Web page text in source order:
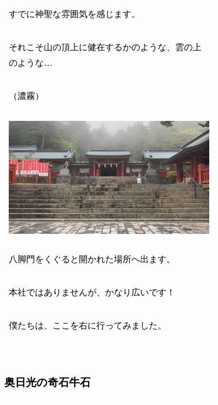
すでに神聖な雰囲気を感じます。
それこそ山の頂上に健在するかのような、雲の上
のような…
（濃霧）
八脚門をくぐると開かれた場所へ出ます。
本社ではありませんが、かなり広いです！
僕たちは、ここを右に行ってみました。
奥日光の奇石牛石